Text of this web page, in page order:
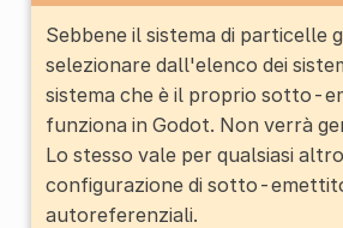
Sebbene il sistema di particelle
selezionare dall'elenco dei
sistema che è il proprio sotto-
funziona in Godot. Non verrà
Lo stesso vale per qualsiasi
configurazione di sotto-
autoreferenziali.